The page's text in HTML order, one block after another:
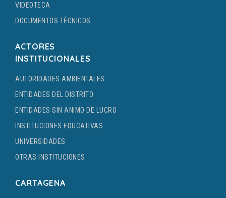
VIDEOTECA
DOCUMENTOS TÉCNICOS
ACTORES
INSTITUCIONALES
AUTORIDADES AMBIENTALES
ENTIDADES DEL DISTRITO
ENTIDADES SIN ANIMO DE LUCRO
INSTITUCIONES EDUCATIVAS
UNIVERSIDADES
OTRAS INSTITUCIONES
CARTAGENA